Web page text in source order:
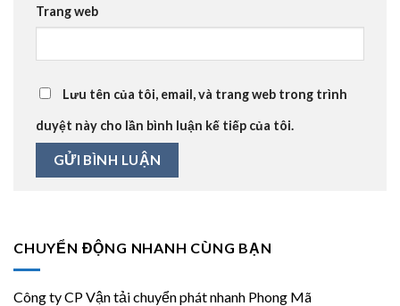
Trang web
Lưu tên của tôi, email, và trang web trong trình
duyệt này cho lần bình luận kế tiếp của tôi.
CHUYỂN ĐỘNG NHANH CÙNG BẠN
Công ty CP Vận tải chuyển phát nhanh Phong Mã